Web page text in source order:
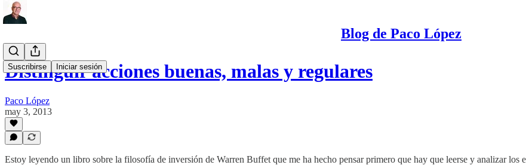
Blog de Paco López
Suscribirse Iniciar sesión
Distinguir acciones buenas, malas y regulares
Paco López
may 3, 2013
Estoy leyendo un libro sobre la filosofía de inversión de Warren Buffet que me ha hecho pensar primero que hay que leerse y analizar los